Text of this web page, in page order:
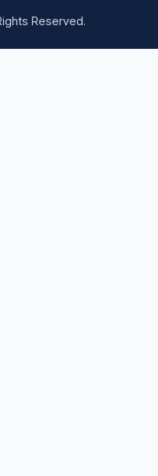
Reserved.